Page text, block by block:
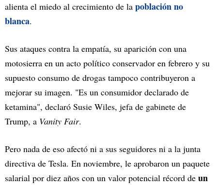
alienta el miedo al crecimiento de la población no
blanca.
Sus ataques contra la empatía, su aparición con una
motosierra en un acto político conservador en febrero y su
supuesto consumo de drogas tampoco contribuyeron a
mejorar su imagen. "Es un consumidor declarado de
ketamina", declaró Susie Wiles, jefa de gabinete de
Trump, a Vanity Fair.
Pero nada de eso afectó ni a sus seguidores ni a la junta
directiva de Tesla. En noviembre, le aprobaron un paquete
salarial por diez años con un valor potencial récord de un